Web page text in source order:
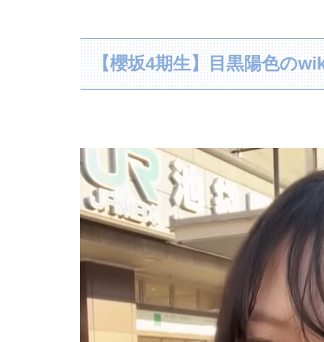
【櫻坂4期生】目黒陽色の